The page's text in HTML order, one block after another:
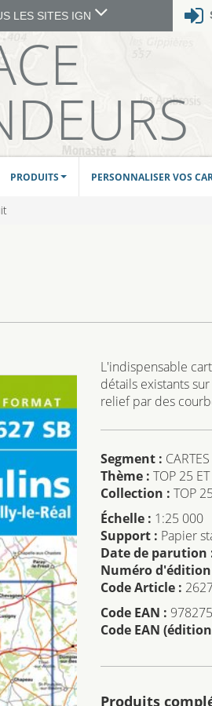
LES SITES IGN
PRODUITS PERSONNALISER VOS
L'indispensable
détails existants
relief par des
Segment :
Thème : TOP 25
Collection : TOP
Échelle : 1:25 000
Support : Papier
Date de parution
Numéro
Code Article :
Code EAN :
Code EAN
Produits